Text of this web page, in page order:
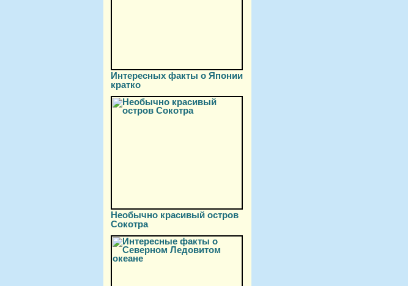
Интересных факты о Японии
кратко
Необычно красивый остров
Сокотра